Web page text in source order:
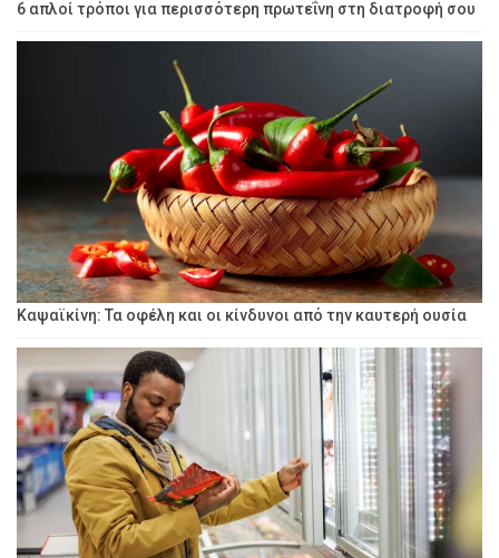
6 απλοί τρόποι για περισσότερη πρωτεΐνη στη διατροφή σου
Καψαϊκίνη: Τα οφέλη και οι κίνδυνοι από την καυτερή ουσία